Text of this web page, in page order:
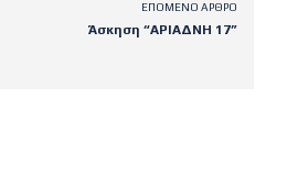
ΕΠΌΜΕΝΟ ΆΡΘΡΟ
Άσκηση “ΑΡΙΑΔΝΗ 17”